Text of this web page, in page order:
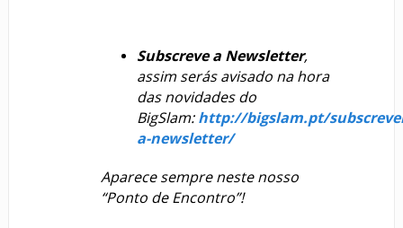
Subscreve a Newsletter,
assim serás avisado na hora
das novidades do
BigSlam:http://bigslam.pt/
a-newsletter/
Aparece sempre neste nosso
“Ponto de Encontro”!